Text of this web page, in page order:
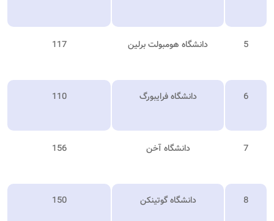
5 دانشگاه هومبولت برلین 117
6 دانشگاه فرایبورگ 110
7 دانشگاه آخن 156
8 دانشگاه گوتینکن 150